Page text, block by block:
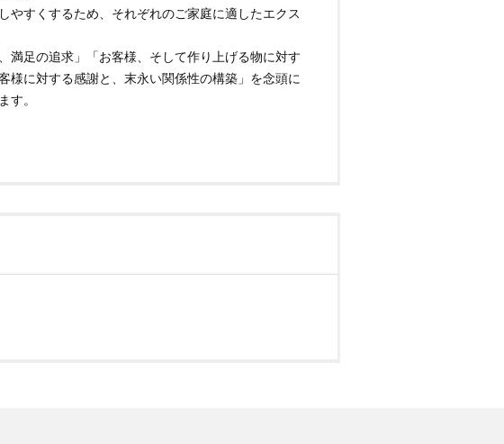
やすくするため、それぞれのご家庭に適したエクス
満足の追求」「お客様、そして作り上げる物に対す
様に対する感謝と、末永い関係性の構築」を念頭に
す。